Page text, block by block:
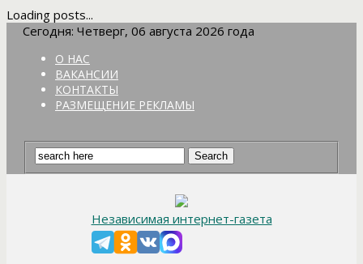
Loading posts...
Сегодня: Четверг, 06 августа 2026 года
О НАС
ВАКАНСИИ
КОНТАКТЫ
РАЗМЕЩЕНИЕ РЕКЛАМЫ
Независимая интернет-газета